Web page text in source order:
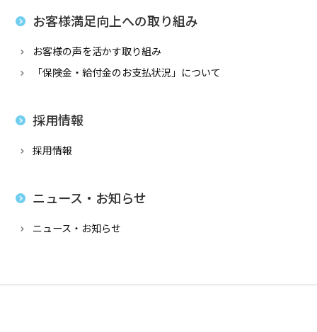
お客様満足向上への取り組み
お客様の声を活かす取り組み
「保険金・給付金のお支払状況」について
採用情報
採用情報
ニュース・お知らせ
ニュース・お知らせ